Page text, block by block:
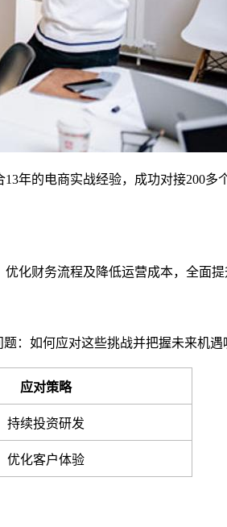
年的电商实战经验，成功对接200
化财务流程及降低运营成本，全面
：如何应对这些挑战并把握未来机遇
应对策略
持续投资研发
优化客户体验